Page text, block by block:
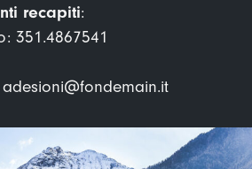
recapiti:
351.4867541
adesioni@fondemain.it